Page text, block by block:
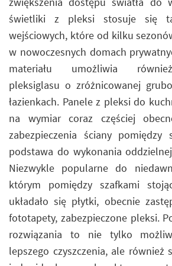
świetliki z pleksi stosuje się
wejściowych, które od kilku
w nowoczesnych domach
materiału umożliwia
pleksiglasu o zróżnicowanej
łazienkach. Panele z pleksi do
na wymiar coraz częściej
zabezpieczenia ściany
podstawa do wykonania
Niezwykle popularne do
którym pomiędzy szafkami
układało się płytki, obecnie
fototapety, zabezpieczone pleksi.
rozwiązania to nie tylko
lepszego czyszczenia, ale również